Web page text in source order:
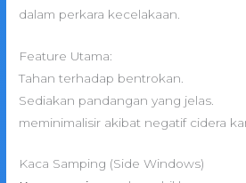
dalam perkara kecelakaan.
Feature Utama:
Tahan terhadap bentrokan.
Sediakan pandangan yang jelas.
meminimalisir akibat negatif cidera
Kaca Samping (Side Windows)